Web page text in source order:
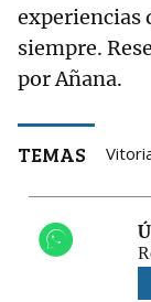
experiencias
siempre.
por Añana.
TEMAS